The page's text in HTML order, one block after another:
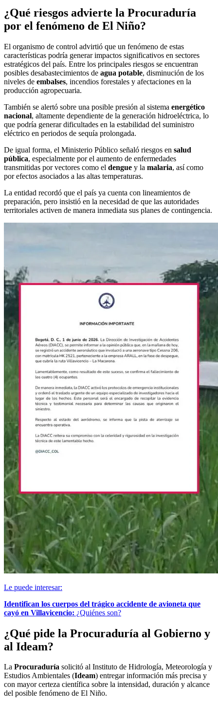
¿Qué riesgos advierte la Procuraduría
por el fenómeno de El Niño?
El organismo de control advirtió que un fenómeno de estas
características podría generar impactos significativos en sectores
estratégicos del país. Entre los principales riesgos se encuentran
posibles desabastecimientos de agua potable, disminución de los
niveles de embalses, incendios forestales y afectaciones en la
producción agropecuaria.
También se alertó sobre una posible presión al sistema energético
nacional, altamente dependiente de la generación hidroeléctrica, lo
que podría generar dificultades en la estabilidad del suministro
eléctrico en periodos de sequía prolongada.
De igual forma, el Ministerio Público señaló riesgos en salud
pública, especialmente por el aumento de enfermedades
transmitidas por vectores como el dengue y la malaria, así como
por efectos asociados a las altas temperaturas.
La entidad recordó que el país ya cuenta con lineamientos de
preparación, pero insistió en la necesidad de que las autoridades
territoriales activen de manera inmediata sus planes de contingencia.
Le puede interesar:
Identifican los cuerpos del trágico accidente de avioneta que
cayó en Villavicencio: ¿Quiénes son?
¿Qué pide la Procuraduría al Gobierno y
al Ideam?
La Procuraduría solicitó al Instituto de Hidrología, Meteorología y
Estudios Ambientales (Ideam) entregar información más precisa y
con mayor certeza científica sobre la intensidad, duración y alcance
del posible fenómeno de El Niño.